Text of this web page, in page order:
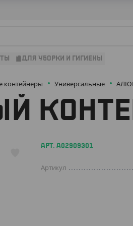
ДЛЯ УБОРКИ И ГИГИЕНЫ
Универсальные
АРТ. A02909301
Артикул